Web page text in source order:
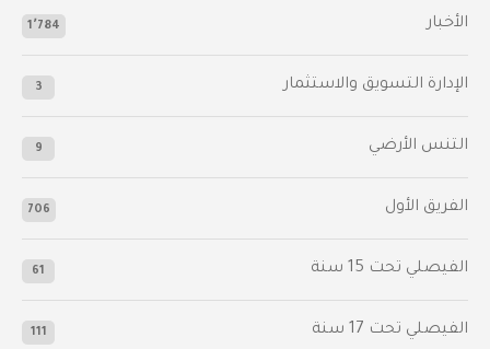
الأخبار 1٬784
الإدارة التسويق والاستثمار 3
التنس الأرضي 9
الفريق الأول 706
الفيصلي‬⁩ تحت 15 سنة 61
‫الفيصلي‬⁩ تحت 17 سنة 111